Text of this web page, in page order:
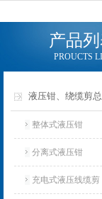
产品
PROUCTS
液压钳、绕缆剪
整体式液压钳
分离式液压钳
充电式液压线缆剪